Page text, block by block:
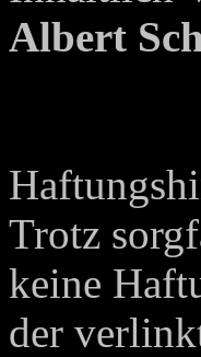
Albert
Trotz
keine
der